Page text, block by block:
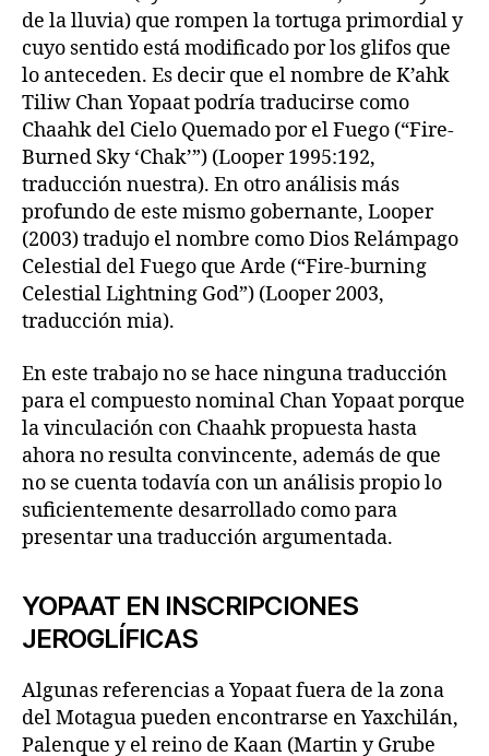
de la lluvia) que rompen la tortuga primordial y
cuyo sentido está modificado por los glifos que
lo anteceden. Es decir que el nombre de K’ahk
Tiliw Chan Yopaat podría traducirse como
Chaahk del Cielo Quemado por el Fuego (“Fire-
Burned Sky ‘Chak’”) (Looper 1995:192,
traducción nuestra). En otro análisis más
profundo de este mismo gobernante, Looper
(2003) tradujo el nombre como Dios Relámpago
Celestial del Fuego que Arde (“Fire-burning
Celestial Lightning God”) (Looper 2003,
traducción mia).
En este trabajo no se hace ninguna traducción
para el compuesto nominal Chan Yopaat porque
la vinculación con Chaahk propuesta hasta
ahora no resulta convincente, además de que
no se cuenta todavía con un análisis propio lo
suficientemente desarrollado como para
presentar una traducción argumentada.
YOPAAT EN INSCRIPCIONES
JEROGLÍFICAS
Algunas referencias a Yopaat fuera de la zona
del Motagua pueden encontrarse en Yaxchilán,
Palenque y el reino de Kaan (Martin y Grube